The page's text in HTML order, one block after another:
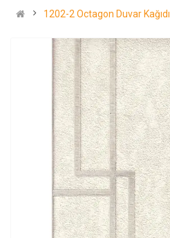
1202-2 Octagon Duvar Kağıdı